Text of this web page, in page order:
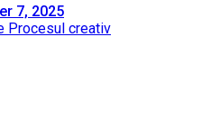
7, 2025
Procesul creativ